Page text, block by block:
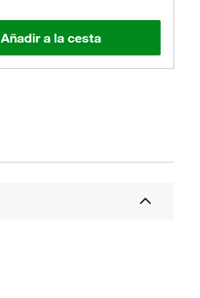
Añadir a la cesta